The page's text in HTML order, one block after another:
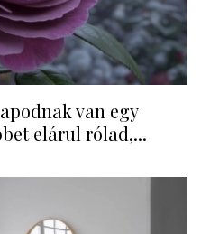
van egy
elárul rólad,...